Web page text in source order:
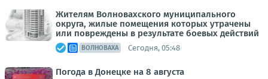
Жителям Волновахского муниципального
округа, жилые помещения которых утрачены
или повреждены в результате боевых действий
ВОЛНОВАХА Сегодня, 05:48
Погода в Донецке на 8 августа